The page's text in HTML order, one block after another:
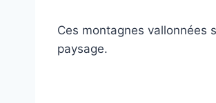
Ces montagnes vallonnées
paysage.